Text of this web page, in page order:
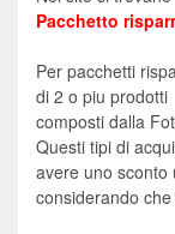
Pacchetto
Per pacchetti
di 2 o piu prodotti
composti dalla
Questi tipi di
avere uno sconto
considerando